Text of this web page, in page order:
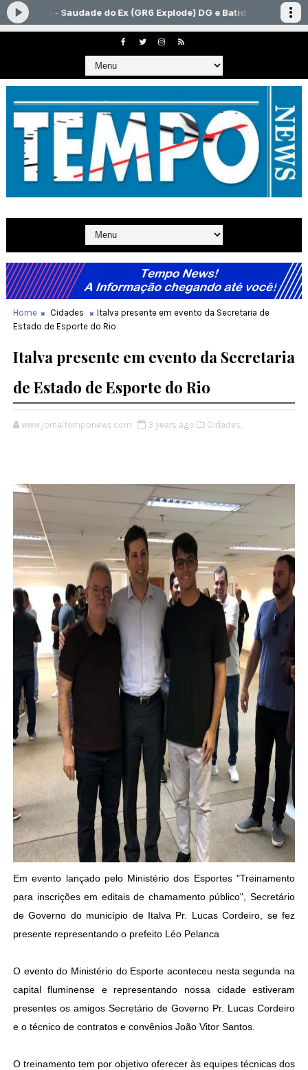
Home Cidades
Italva presente em evento da Secretaria de
Estado de Esporte do Rio
Italva presente em evento da Secretaria
de Estado de Esporte do Rio
www.jornaltemponews.com 3 years ago Cidades,
Em evento lançado pelo Ministério dos Esportes "Treinamento
para inscrições em editais de chamamento público", Secretário
de Governo do município de Italva Pr. Lucas Cordeiro, se fez
presente representando o prefeito Léo Pelanca
O evento do Ministério do Esporte aconteceu nesta segunda na
capital fluminense e representando nossa cidade estiveram
presentes os amigos Secretário de Governo Pr. Lucas Cordeiro
e o técnico de contratos e convênios João Vitor Santos.
O treinamento tem por objetivo oferecer às equipes técnicas dos